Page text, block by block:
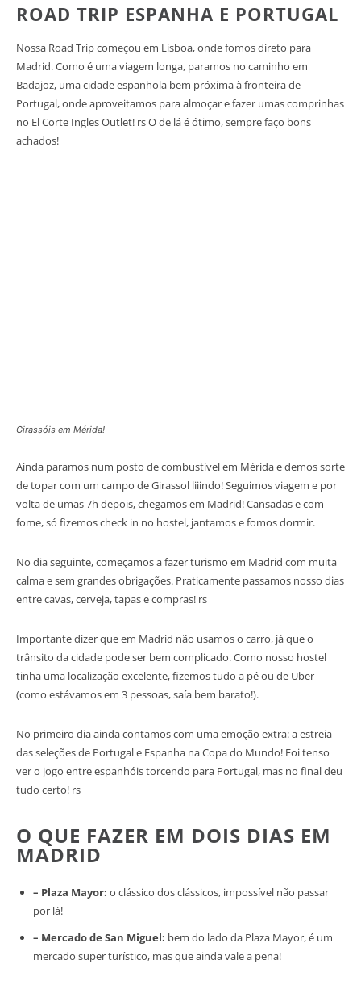
ROAD TRIP ESPANHA E PORTUGAL
Nossa Road Trip começou em Lisboa, onde fomos direto para
Madrid. Como é uma viagem longa, paramos no caminho em
Badajoz, uma cidade espanhola bem próxima à fronteira de
Portugal, onde aproveitamos para almoçar e fazer umas comprinhas
no El Corte Ingles Outlet! rs O de lá é ótimo, sempre faço bons
achados!
Girassóis em Mérida!
Ainda paramos num posto de combustível em Mérida e demos sorte
de topar com um campo de Girassol liiindo! Seguimos viagem e por
volta de umas 7h depois, chegamos em Madrid! Cansadas e com
fome, só fizemos check in no hostel, jantamos e fomos dormir.
No dia seguinte, começamos a fazer turismo em Madrid com muita
calma e sem grandes obrigações. Praticamente passamos nosso dias
entre cavas, cerveja, tapas e compras! rs
Importante dizer que em Madrid não usamos o carro, já que o
trânsito da cidade pode ser bem complicado. Como nosso hostel
tinha uma localização excelente, fizemos tudo a pé ou de Uber
(como estávamos em 3 pessoas, saía bem barato!).
No primeiro dia ainda contamos com uma emoção extra: a estreia
das seleções de Portugal e Espanha na Copa do Mundo! Foi tenso
ver o jogo entre espanhóis torcendo para Portugal, mas no final deu
tudo certo! rs
O QUE FAZER EM DOIS DIAS EM
MADRID
– Plaza Mayor: o clássico dos clássicos, impossível não passar
por lá!
– Mercado de San Miguel: bem do lado da Plaza Mayor, é um
mercado super turístico, mas que ainda vale a pena!